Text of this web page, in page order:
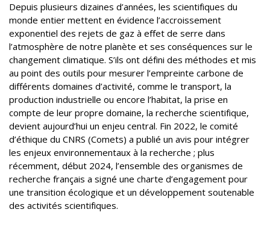
Depuis plusieurs dizaines d’années, les scientifiques du
monde entier mettent en évidence l’accroissement
exponentiel des rejets de gaz à effet de serre dans
l’atmosphère de notre planète et ses conséquences sur le
changement climatique. S’ils ont défini des méthodes et mis
au point des outils pour mesurer l’empreinte carbone de
différents domaines d’activité, comme le transport, la
production industrielle ou encore l’habitat, la prise en
compte de leur propre domaine, la recherche scientifique,
devient aujourd’hui un enjeu central. Fin 2022, le comité
d’éthique du CNRS (Comets) a publié un avis pour intégrer
les enjeux environnementaux à la recherche ; plus
récemment, début 2024, l’ensemble des organismes de
recherche français a signé une charte d’engagement pour
une transition écologique et un développement soutenable
des activités scientifiques.